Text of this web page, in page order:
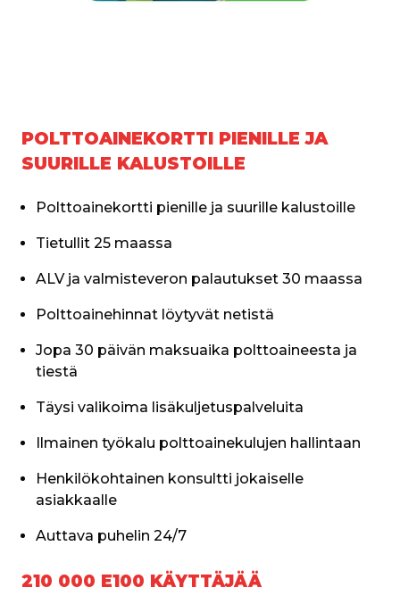
POLTTOAINEKORTTI PIENILLE JA
SUURILLE KALUSTOILLE
Polttoainekortti pienille ja suurille kalustoille
Tietullit 25 maassa
ALV ja valmisteveron palautukset 30 maassa
Polttoainehinnat löytyvät netistä
Jopa 30 päivän maksuaika polttoaineesta ja
tiestä
Täysi valikoima lisäkuljetuspalveluita
Ilmainen työkalu polttoainekulujen hallintaan
Henkilökohtainen konsultti jokaiselle
asiakkaalle
Auttava puhelin 24/7
210 000 E100 KÄYTTÄJÄÄ